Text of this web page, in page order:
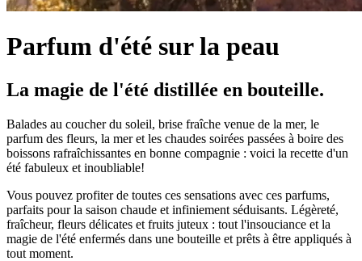
Parfum d'été sur la peau
La magie de l'été distillée en bouteille.
Balades au coucher du soleil, brise fraîche venue de la mer, le
parfum des fleurs, la mer et les chaudes soirées passées à boire des
boissons rafraîchissantes en bonne compagnie : voici la recette d'un
été fabuleux et inoubliable!
Vous pouvez profiter de toutes ces sensations avec ces parfums,
parfaits pour la saison chaude et infiniement séduisants. Légèreté,
fraîcheur, fleurs délicates et fruits juteux : tout l'insouciance et la
magie de l'été enfermés dans une bouteille et prêts à être appliqués à
tout moment.